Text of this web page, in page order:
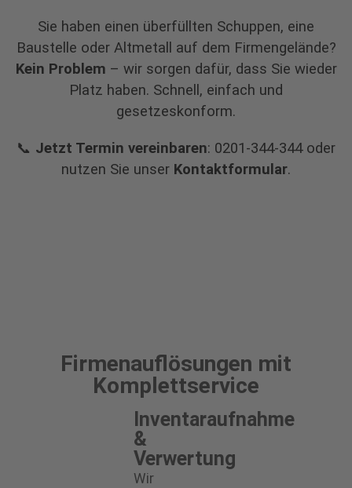
Sie haben einen überfüllten Schuppen, eine
Baustelle oder Altmetall auf dem Firmengelände?
Kein Problem – wir sorgen dafür, dass Sie wieder
Platz haben. Schnell, einfach und
gesetzeskonform.
📞 Jetzt Termin vereinbaren: 0201-344-344oder
nutzen Sie unser Kontaktformular.
Firmenauflösungen mit
Komplettservice
Inventaraufnahme
&
Verwertung
Wir